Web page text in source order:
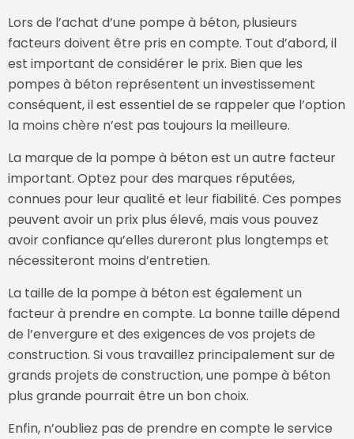
Lors de l’achat d’une pompe à béton, plusieurs
facteurs doivent être pris en compte. Tout d’abord, il
est important de considérer le prix. Bien que les
pompes à béton représentent un investissement
conséquent, il est essentiel de se rappeler que l’option
la moins chère n’est pas toujours la meilleure.
La marque de la pompe à béton est un autre facteur
important. Optez pour des marques réputées,
connues pour leur qualité et leur fiabilité. Ces pompes
peuvent avoir un prix plus élevé, mais vous pouvez
avoir confiance qu’elles dureront plus longtemps et
nécessiteront moins d’entretien.
La taille de la pompe à béton est également un
facteur à prendre en compte. La bonne taille dépend
de l’envergure et des exigences de vos projets de
construction. Si vous travaillez principalement sur de
grands projets de construction, une pompe à béton
plus grande pourrait être un bon choix.
Enfin, n’oubliez pas de prendre en compte le service